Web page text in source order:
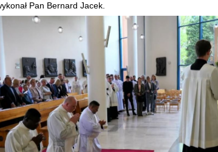
Pan Bernard Jacek.